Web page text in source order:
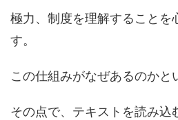
極力、制度を理解することを
す。
この仕組みがなぜあるのかと
その点で、テキストを読み込